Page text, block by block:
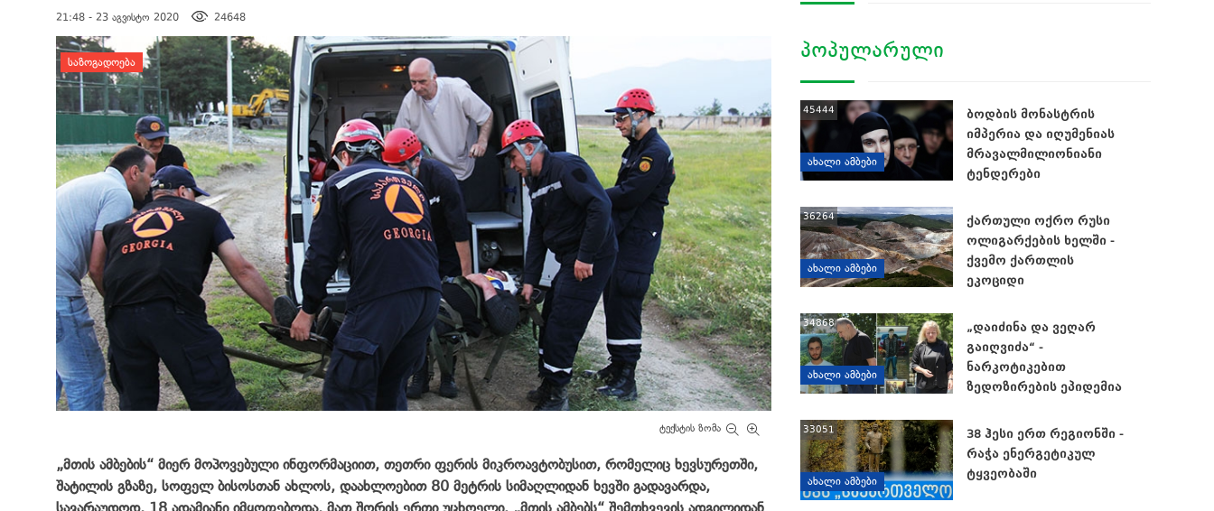
21:48 - 23 აგვისტო 2020 24648
დატოვე კომენტარი
ᲡᲐᲖᲝᲒᲐᲓᲝᲔᲑᲐ
ტექსტის ზომა
„მთის ამბების“ მიერ მოპოვებული ინფორმაციით, თეთრი ფერის მიკროავტობუსით, რომელიც ხევსურეთში,
შატილის გზაზე, სოფელ ბისოსთან ახლოს, დაახლოებით 80 მეტრის სიმაღლიდან ხევში გადავარდა,
ᲞᲝᲞᲣᲚᲐᲠᲣᲚᲘ
ᲐᲮᲐᲚᲘ ᲐᲛᲑᲔᲑᲘ
45444
ბოდბის მონასტრის
იმპერია და იღუმენიას
მრავალმილიონიანი
ტენდერები
ᲐᲮᲐᲚᲘ ᲐᲛᲑᲔᲑᲘ
36264
ქართული ოქრო რუსი
ოლიგარქების ხელში -
ქვემო ქართლის
ეკოციდი
ᲐᲮᲐᲚᲘ ᲐᲛᲑᲔᲑᲘ
34868
„დაიძინა და ვეღარ
გაიღვიძა“ -
ნარკოტიკებით
ზედოზირების ეპიდემია
ᲐᲮᲐᲚᲘ ᲐᲛᲑᲔᲑᲘ
33051
38 ჰესი ერთ რეგიონში -
რაჭა ენერგეტიკულ
ტყვეობაში